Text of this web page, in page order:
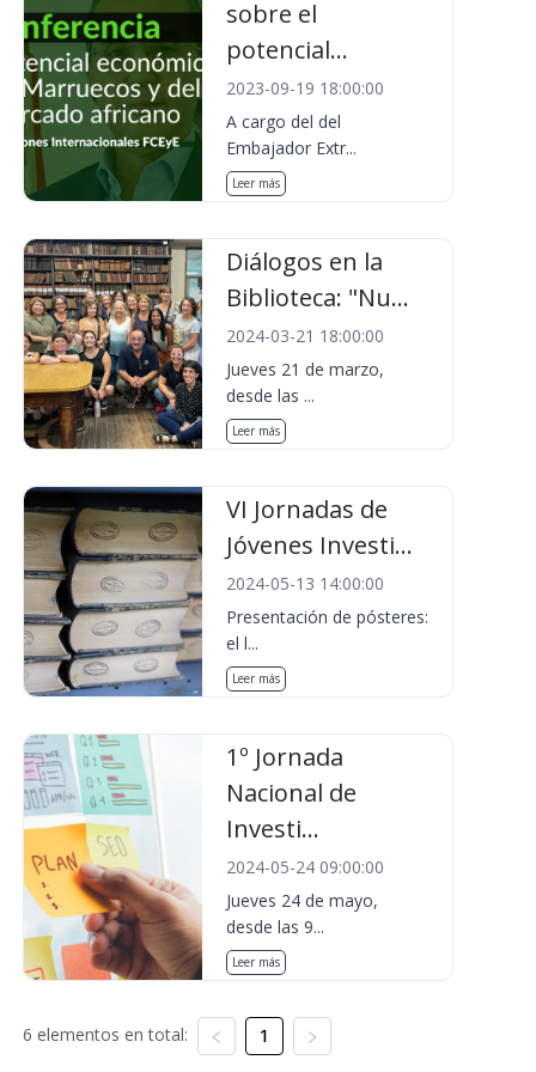
sobre el
potencial...
2023-09-19 18:00:00
A cargo del del
Embajador Extr...
Leer más
Diálogos en la
Biblioteca: "Nu...
2024-03-21 18:00:00
Jueves 21 de marzo,
desde las ...
Leer más
VI Jornadas de
Jóvenes Investi...
2024-05-13 14:00:00
Presentación de pósteres:
el l...
Leer más
1º Jornada
Nacional de
Investi...
2024-05-24 09:00:00
Jueves 24 de mayo,
desde las 9...
Leer más
6 elementos en total: 1